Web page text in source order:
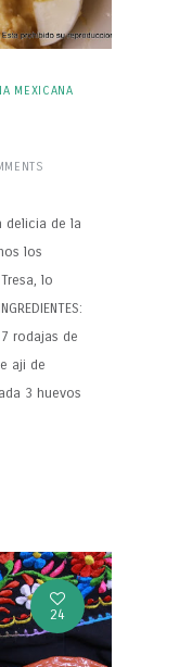
MEXICANA
delicia de la
los
lo
rodajas de
aji de
3 huevos
24